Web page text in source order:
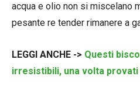
acqua e olio non si miscelano
pesante re tender rimanere a
LEGGI ANCHE -> Questi
irresistibili, una volta provati